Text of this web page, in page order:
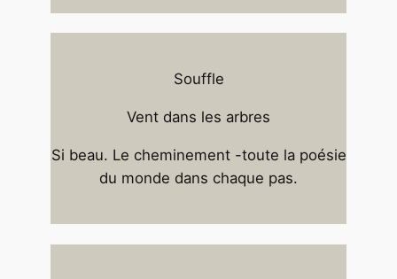
Souffle
Vent dans les arbres
Si beau. Le cheminement -toute la poésie
du monde dans chaque pas.